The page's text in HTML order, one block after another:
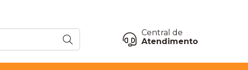
Central de
Atendimento